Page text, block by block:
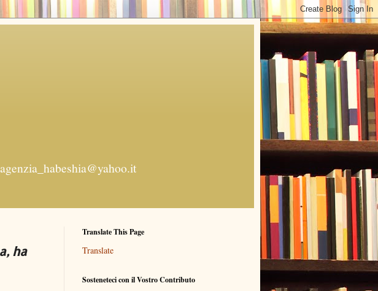
ha
Translate This Page
Translate
Sosteneteci con il Vostro Contributo